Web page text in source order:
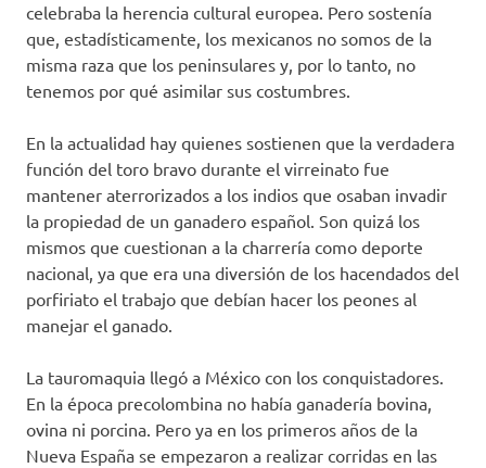
celebraba la herencia cultural europea. Pero sostenía
que, estadísticamente, los mexicanos no somos de la
misma raza que los peninsulares y, por lo tanto, no
tenemos por qué asimilar sus costumbres.
En la actualidad hay quienes sostienen que la verdadera
función del toro bravo durante el virreinato fue
mantener aterrorizados a los indios que osaban invadir
la propiedad de un ganadero español. Son quizá los
mismos que cuestionan a la charrería como deporte
nacional, ya que era una diversión de los hacendados del
porfiriato el trabajo que debían hacer los peones al
manejar el ganado.
La tauromaquia llegó a México con los conquistadores.
En la época precolombina no había ganadería bovina,
ovina ni porcina. Pero ya en los primeros años de la
Nueva España se empezaron a realizar corridas en las